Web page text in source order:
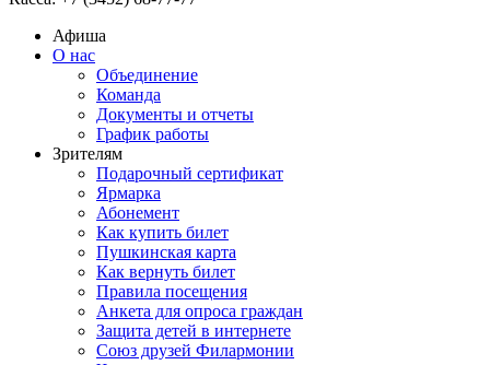
Афиша
О нас
Объединение
Команда
Документы и отчеты
График работы
Зрителям
Подарочный сертификат
Ярмарка
Абонемент
Как купить билет
Пушкинская карта
Как вернуть билет
Правила посещения
Анкета для опроса граждан
Защита детей в интернете
Союз друзей Филармонии